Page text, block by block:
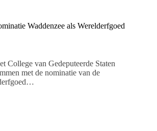
Waddenzee als Werelderfgoed
van Gedeputeerde Staten
met de nominatie van de